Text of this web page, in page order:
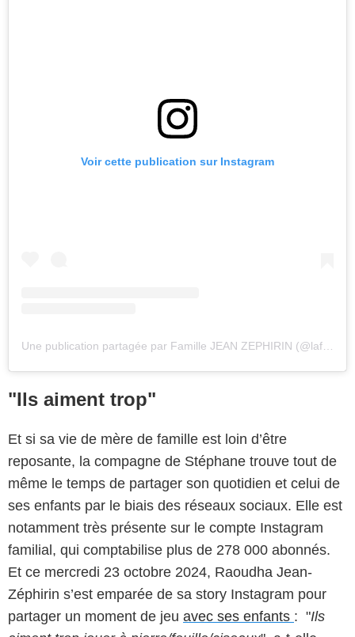
Voir cette publication sur Instagram
"Ils aiment trop"
Et si sa vie de mère de famille est loin d’être
reposante, la compagne de Stéphane trouve tout de
même le temps de partager son quotidien et celui de
ses enfants par le biais des réseaux sociaux. Elle est
notamment très présente sur le compte Instagram
familial, qui comptabilise plus de 278 000 abonnés.
Et ce mercredi 23 octobre 2024, Raoudha Jean-
Zéphirin s’est emparée de sa story Instagram pour
partager un moment de jeu avec ses enfants : "Ils